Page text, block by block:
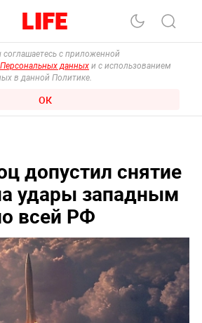
с приложенной
данных и с использованием
в данной Политике.
ОК
допустил снятие
удары западным
всей РФ